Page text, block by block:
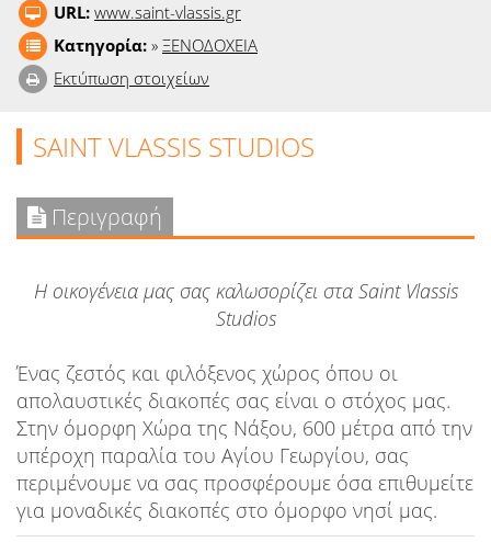
URL: www.saint-vlassis.gr
Κατηγορία: » ΞΕΝΟΔΟΧΕΙΑ
Εκτύπωση στοιχείων
SAINT VLASSIS STUDIOS
Περιγραφή
Η οικογένεια μας σας καλωσορίζει στα Saint Vlassis
Studios
Ένας ζεστός και φιλόξενος χώρος όπου οι
απολαυστικές διακοπές σας είναι ο στόχος μας.
Στην όμορφη Χώρα της Νάξου, 600 μέτρα από την
υπέροχη παραλία του Αγίου Γεωργίου, σας
περιμένουμε να σας προσφέρουμε όσα επιθυμείτε
για μοναδικές διακοπές στο όμορφο νησί μας.